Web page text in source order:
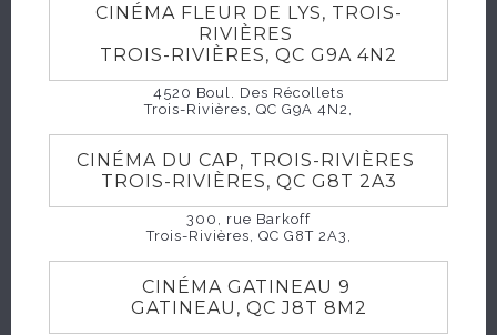
INSCRIVEZ-VOUS À
L'INFOLETTRE
CINÉMA FLEUR DE LYS, TROIS-
RIVIÈRES
TROIS-RIVIÈRES, QC G9A 4N2
4520 Boul. Des Récollets
Trois-Rivières, QC G9A 4N2,
CINÉMA DU CAP, TROIS-RIVIÈRES
TROIS-RIVIÈRES, QC G8T 2A3
300, rue Barkoff
Trois-Rivières, QC G8T 2A3,
CINÉMA GATINEAU 9
GATINEAU, QC J8T 8M2